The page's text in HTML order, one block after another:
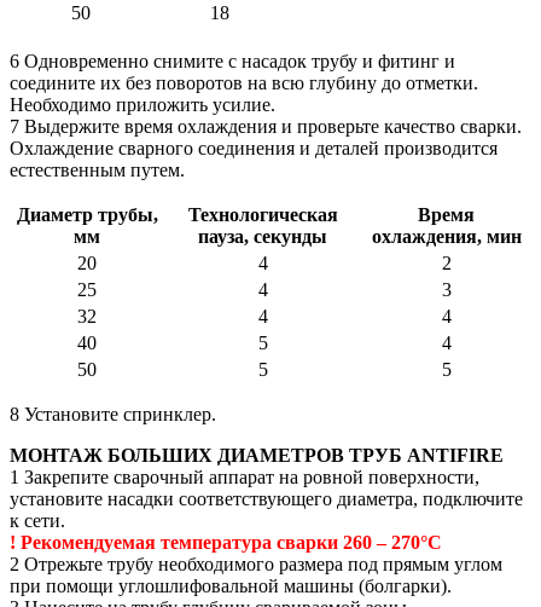
50
18
6 Одновременно снимите с насадок трубу и фитинг и
соедините их без поворотов на всю глубину до отметки.
Необходимо приложить усилие.
7 Выдержите время охлаждения и проверьте качество сварки.
Охлаждение сварного соединения и деталей производится
естественным путем.
Диаметр трубы,
мм
Технологическая
пауза, секунды
Время
охлаждения, мин
20
4
2
25
4
3
32
4
4
40
5
4
50
5 5
8 Установите спринклер.
МОНТАЖ БОЛЬШИХ ДИАМЕТРОВ ТРУБ ANTIFIRE
1 Закрепите сварочный аппарат на ровной поверхности,
установите насадки соответствующего диаметра, подключите
к сети.
! Рекомендуемая температура сварки 260 – 270°С
2 Отрежьте трубу необходимого размера под прямым углом
при помощи углошлифовальной машины (болгарки).